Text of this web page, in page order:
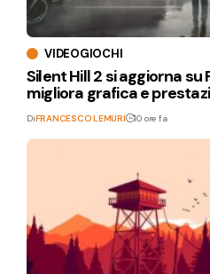
VIDEOGIOCHI
Silent Hill 2 si aggiorna su
migliora grafica e
DiFRANCESCO LEMURI 10 ore fa